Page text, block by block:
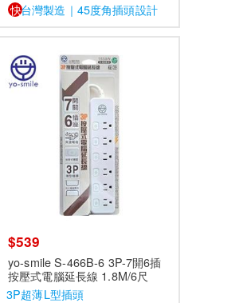
快台灣製造｜45度角插頭設計
$539
yo-smile S-466B-6 3P-7開6插
按壓式電腦延長線 1.8M/6尺
3P超薄L型插頭